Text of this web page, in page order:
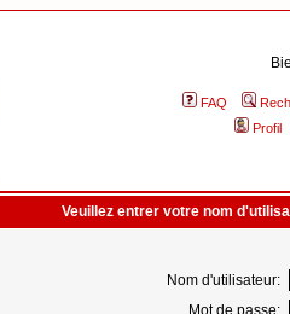
FAQ
Profil
Veuillez entrer votre nom
Nom d'utilisateur:
Mot de passe: